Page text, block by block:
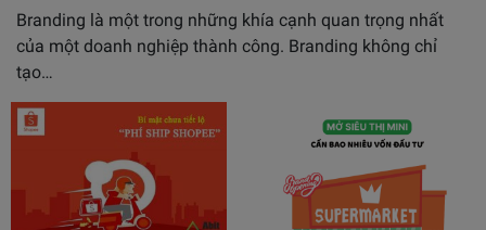
Branding là một trong những khía cạnh quan trọng nhất
của một doanh nghiệp thành công. Branding không chỉ
tạo…